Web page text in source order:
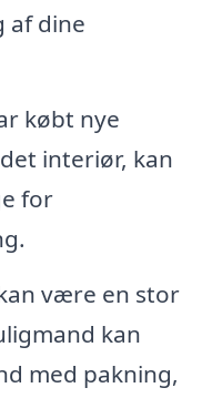
af dine
købt nye
interiør, kan
for
være en stor
kan
med pakning,